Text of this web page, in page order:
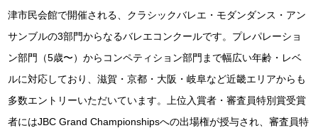
津市民会館で開催される、クラシックバレエ・モダンダンス・アン
サンブルの3部門からなるバレエコンクールです。プレパレーショ
ン部門（5歳〜）からコンペティション部門まで幅広い年齢・レベ
ルに対応しており、滋賀・京都・大阪・岐阜など近畿エリアからも
多数エントリーいただいています。上位入賞者・審査員特別賞受賞
者にはJBC Grand Championshipsへの出場権が授与され、審査員特